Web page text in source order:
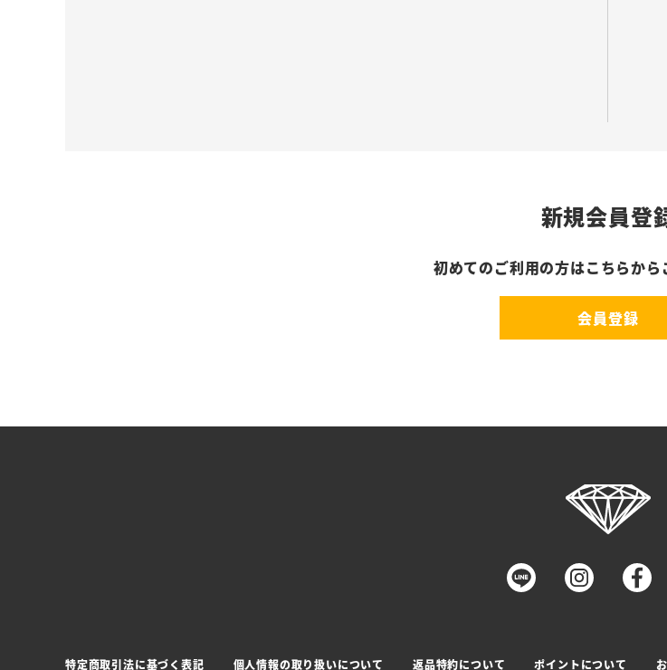
新規会員登
初めてのご利用の方はこちらから
会員登録
特定商取引法に基づく表記 個人情報の取り扱いについて 返品特約について ポイントについて